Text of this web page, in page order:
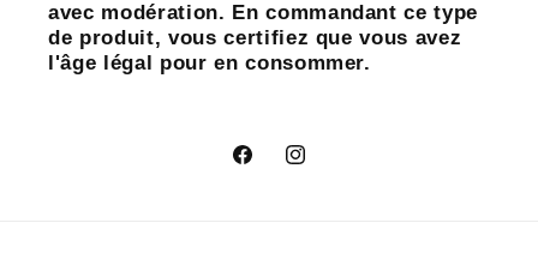
avec modération. En commandant ce type
de produit, vous certifiez que vous avez
l'âge légal pour en consommer.
FacebookInstagram